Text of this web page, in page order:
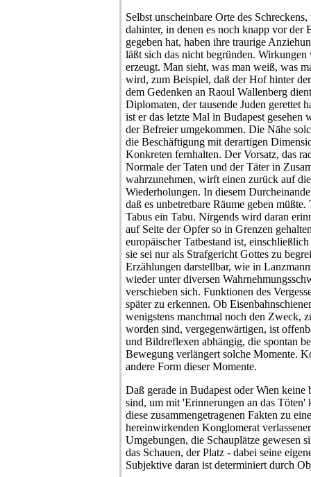
Selbst unscheinbare Orte des
dahinter, in denen es noch knapp vor
gegeben hat, haben ihre traurige
läßt sich das nicht begründen.
erzeugt. Man sieht, was man weiß, was
wird, zum Beispiel, daß der Hof hinter
dem Gedenken an Raoul Wallenberg
Diplomaten, der tausende Juden gerettet
ist er das letzte Mal in Budapest gesehen
der Befreier umgekommen. Die Nähe
die Beschäftigung mit derartigen
Konkreten fernhalten. Der Vorsatz, das
Normale der Taten und der Täter in
wahrzunehmen, wirft einen zurück auf
Wiederholungen. In diesem
daß es unbetretbare Räume geben
Tabus ein Tabu. Nirgends wird daran
auf Seite der Opfer so in Grenzen
europäischer Tatbestand ist,
sie sei nur als Strafgericht Gottes zu
Erzählungen darstellbar, wie in
wieder unter diversen
verschieben sich. Funktionen des
später zu erkennen. Ob
wenigstens manchmal noch den Zweck,
worden sind, vergegenwärtigen, ist
und Bildreflexen abhängig, die spontan
Bewegung verlängert solche Momente.
andere Form dieser Momente.
Daß gerade in Budapest oder Wien
sind, um mit 'Erinnerungen an das
diese zusammengetragenen Fakten zu
hereinwirkenden Konglomerat
Umgebungen, die Schauplätze gewesen
das Schauen, der Platz - dabei seine
Subjektive daran ist determiniert durch